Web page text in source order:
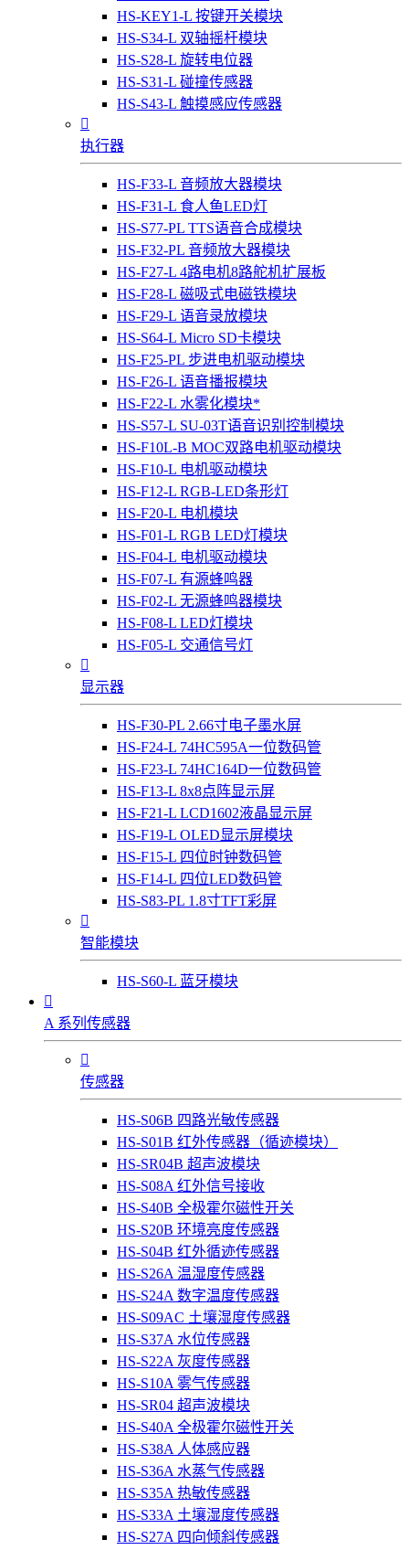
HS-KEY1-L 按键开关模块
HS-S34-L 双轴摇杆模块
HS-S28-L 旋转电位器
HS-S31-L 碰撞传感器
HS-S43-L 触摸感应传感器

执行器
HS-F33-L 音频放大器模块
HS-F31-L 食人鱼LED灯
HS-S77-PL TTS语音合成模块
HS-F32-PL 音频放大器模块
HS-F27-L 4路电机8路舵机扩展板
HS-F28-L 磁吸式电磁铁模块
HS-F29-L 语音录放模块
HS-S64-L Micro SD卡模块
HS-F25-PL 步进电机驱动模块
HS-F26-L 语音播报模块
HS-F22-L 水雾化模块*
HS-S57-L SU-03T语音识别控制模块
HS-F10L-B MOC双路电机驱动模块
HS-F10-L 电机驱动模块
HS-F12-L RGB-LED条形灯
HS-F20-L 电机模块
HS-F01-L RGB LED灯模块
HS-F04-L 电机驱动模块
HS-F07-L 有源蜂鸣器
HS-F02-L 无源蜂鸣器模块
HS-F08-L LED灯模块
HS-F05-L 交通信号灯

显示器
HS-F30-PL 2.66寸电子墨水屏
HS-F24-L 74HC595A一位数码管
HS-F23-L 74HC164D一位数码管
HS-F13-L 8x8点阵显示屏
HS-F21-L LCD1602液晶显示屏
HS-F19-L OLED显示屏模块
HS-F15-L 四位时钟数码管
HS-F14-L 四位LED数码管
HS-S83-PL 1.8寸TFT彩屏

智能模块
HS-S60-L 蓝牙模块

A 系列传感器

传感器
HS-S06B 四路光敏传感器
HS-S01B 红外传感器（循迹模块）
HS-SR04B 超声波模块
HS-S08A 红外信号接收
HS-S40B 全极霍尔磁性开关
HS-S20B 环境亮度传感器
HS-S04B 红外循迹传感器
HS-S26A 温湿度传感器
HS-S24A 数字温度传感器
HS-S09AC 土壤湿度传感器
HS-S37A 水位传感器
HS-S22A 灰度传感器
HS-S10A 雾气传感器
HS-SR04 超声波模块
HS-S40A 全极霍尔磁性开关
HS-S38A 人体感应器
HS-S36A 水蒸气传感器
HS-S35A 热敏传感器
HS-S33A 土壤湿度传感器
HS-S27A 四向倾斜传感器